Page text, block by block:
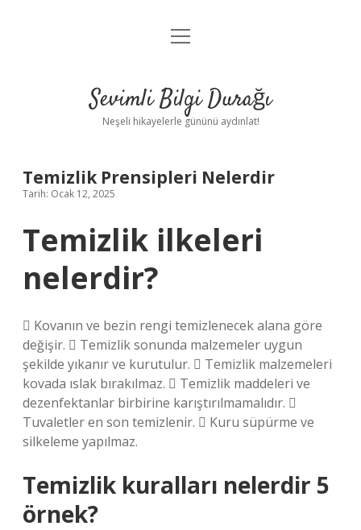
Anasayfa
Yasal Uyarı
menüyü
Sevimli Bilgi Durağı
Neşeli hikayelerle gününü aydınlat!
Temizlik Prensipleri Nelerdir
Tarih: Ocak 12, 2025
Temizlik ilkeleri
nelerdir?
 Kovanın ve bezin rengi temizlenecek alana göre
değişir.  Temizlik sonunda malzemeler uygun
şekilde yıkanır ve kurutulur.  Temizlik malzemeleri
kovada ıslak bırakılmaz.  Temizlik maddeleri ve
dezenfektanlar birbirine karıştırılmamalıdır. 
Tuvaletler en son temizlenir.  Kuru süpürme ve
silkeleme yapılmaz.
Temizlik kuralları nelerdir 5
örnek?